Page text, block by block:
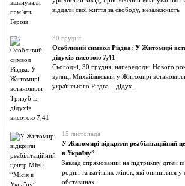
віддали свої життя за свободу, незалежність
30 грудня
Особливий символ Різдва: У Житомирі
дідухів висотою 7,41
Сьогодні, 30 грудня, напередодні Нового
вулиці Михайлівській у Житомирі
українського Різдва – дідух.
15 листопада
У Житомирі відкрили реабілітаційний
в Україну”
Заклад спрямований на підтримку дітей із
родин та вагітних жінок, які опинилися
обставинах.